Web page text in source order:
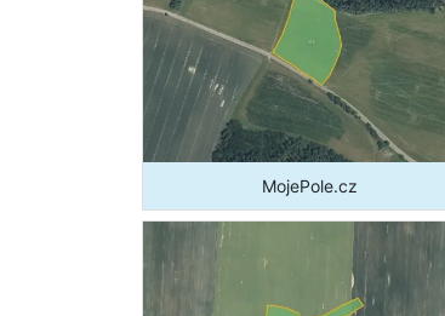
MojePole.cz